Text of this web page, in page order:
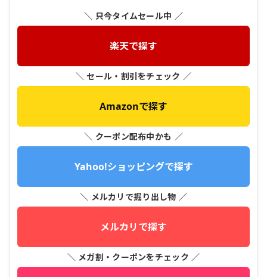
＼ 只今タイムセール中 ／
楽天で探す
＼ セール・割引をチェック ／
Amazonで探す
＼ クーポン配布中かも ／
Yahoo!ショッピングで探す
＼ メルカリで掘り出し物 ／
メルカリで探す
＼ メガ割・クーポンをチェック ／